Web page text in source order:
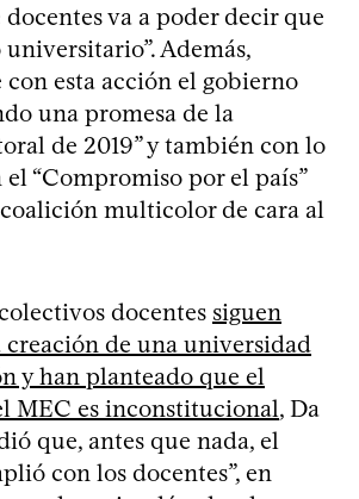
va a poder decir que
Además,
esta acción el gobierno
una promesa de la
de 2019” y también con lo
“Compromiso por el país”
multicolor de cara al
docentes siguen
de una universidad
y han planteado que el
MEC es inconstitucional, Da
que, antes que nada, el
con los docentes”, en